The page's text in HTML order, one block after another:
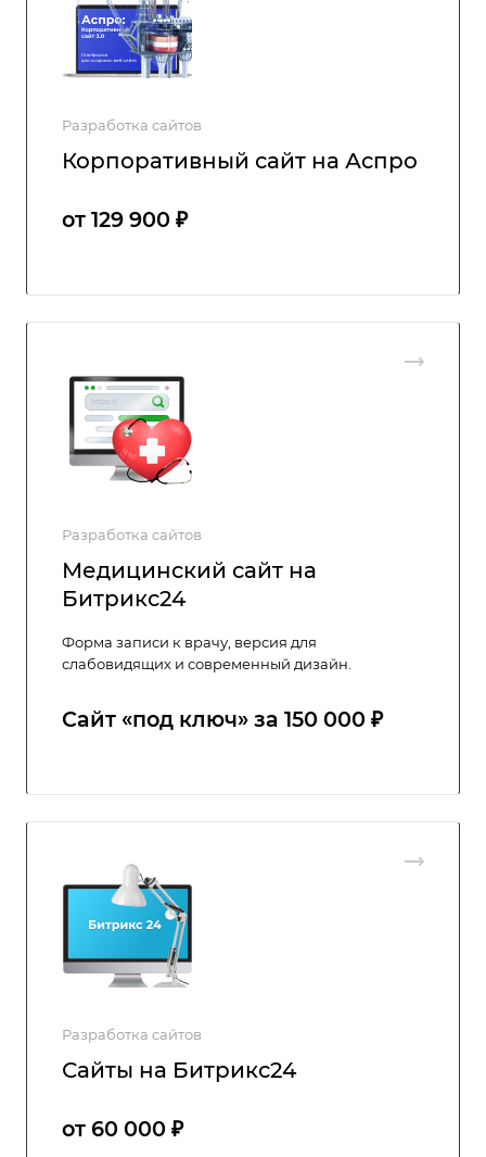
Разработка сайтов
Корпоративный сайт на Аспро
от 129 900 ₽
Разработка сайтов
Медицинский сайт на
Битрикс24
Форма записи к врачу, версия для
слабовидящих и современный дизайн.
Сайт ‭«под ключ» за 150 000 ₽
Разработка сайтов
Сайты на Битрикс24
от 60 000 ₽